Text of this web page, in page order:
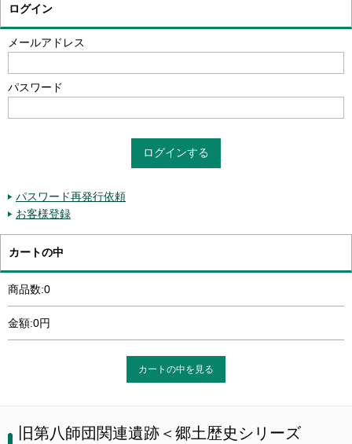
ログイン
メールアドレス
パスワード
パスワード再発行依頼
お客様登録
カートの中
商品数:0
金額:0円
カートの中を見る
旧第八師団関連遺跡＜郷土歴史シリーズ